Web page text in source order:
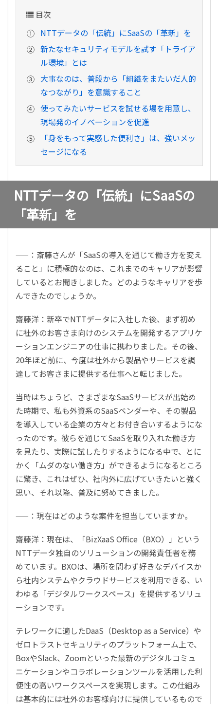
目次
NTTデータの「伝統」にSaaSの「革新」を
新たなセキュリティモデルを試す「トライア
ル環境」とは
大事なのは、普段から「組織をまたいだ人的
なつながり」を意識すること
使ってみたいサービスを試せる場を用意し、
現場発のイノベーションを促進
「身をもって実感した便利さ」は、強いメッ
セージになる
NTTデータの「伝統」にSaaSの
「革新」を
——：斎藤さんが「SaaSの導入を通じて働き方を変え
ること」に積極的なのは、これまでのキャリアが影響
しているとお聞きしました。どのようなキャリアを歩
んできたのでしょうか。
齋藤洋：新卒でNTTデータに入社した後、まず初め
に社外のお客さま向けのシステムを開発するアプリケ
ーションエンジニアの仕事に携わりました。その後、
20年ほど前に、今度は社外から製品やサービスを調
達してお客さまに提供する仕事へと転じました。
当時はちょうど、さまざまなSaaSサービスが出始め
た時期で、私も外資系のSaaSベンダーや、その製品
を導入している企業の方々とお付き合いするようにな
ったのです。彼らを通じてSaaSを取り入れた働き方
を見たり、実際に試したりするようになる中で、とに
かく「ムダのない働き方」ができるようになるところ
に驚き、これはぜひ、社内外に広げていきたいと強く
思い、それ以降、普及に努めてきました。
——：現在はどのような案件を担当していますか。
齋藤洋：現在は、「BizXaaS Office（BXO）」という
NTTデータ独自のソリューションの開発責任者を務
めています。BXOは、場所を問わず好きなデバイスか
ら社内システムやクラウドサービスを利用できる、い
わゆる「デジタルワークスペース」を提供するソリュ
ーションです。
テレワークに適したDaaS（Desktop as a Service）や
ゼロトラストセキュリティのプラットフォーム上で、
BoxやSlack、Zoomといった最新のデジタルコミュ
ニケーションやコラボレーションツールを活用した利
便性の高いワークスペースを実現します。この仕組み
は基本的には社外のお客様向けに提供しているもので